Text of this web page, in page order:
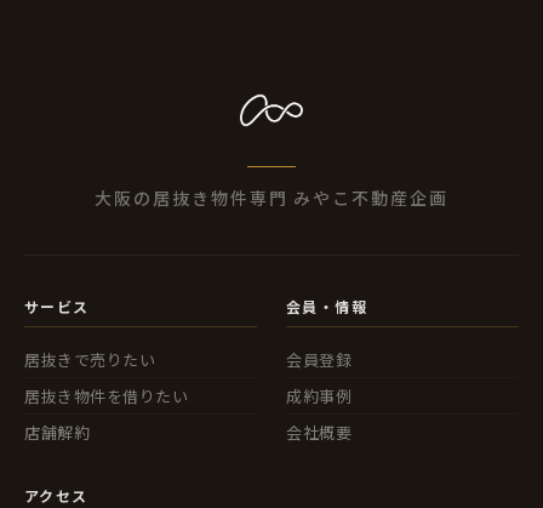
大阪の居抜き物件専門 みやこ不動産企画
サービス
居抜きで売りたい
居抜き物件を借りたい
店舗解約
会員・情報
会員登録
成約事例
会社概要
アクセス